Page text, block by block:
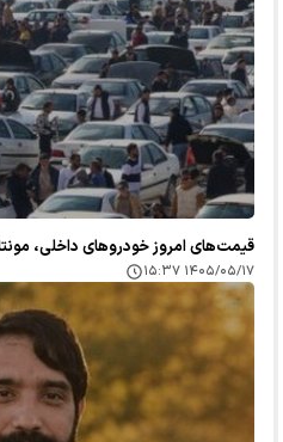
قیمت‌های امروز خودرو‌های داخلی،
۱۴۰۵/۰۵/۱۷ ۱۵:۳۷